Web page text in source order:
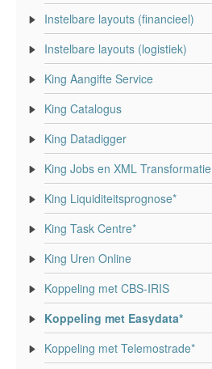
Instelbare layouts (financieel)
Instelbare layouts (logistiek)
King Aangifte Service
King Catalogus
King Datadigger
King Jobs en XML Transformatie
King Liquiditeitsprognose*
King Task Centre*
King Uren Online
Koppeling met CBS-IRIS
Koppeling met Easydata*
Koppeling met Telemostrade*